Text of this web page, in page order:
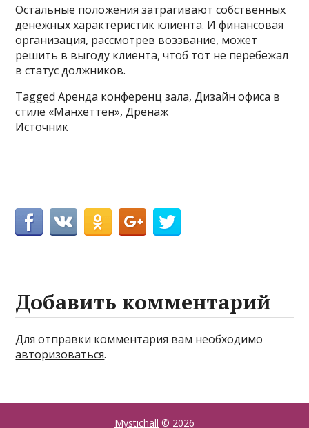
Остальные положения затрагивают собственных
денежных характеристик клиента. И финансовая
организация, рассмотрев воззвание, может
решить в выгоду клиента, чтоб тот не перебежал
в статус должников.
Tagged Аренда конференц зала, Дизайн офиса в
стиле «Манхеттен», Дренаж
Источник
Добавить комментарий
Для отправки комментария вам необходимо
авторизоваться.
Mystichall © 2026